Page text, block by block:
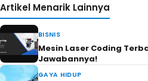
Artikel Menarik Lainnya
BISNIS
Mesin Laser Coding
Jawabannya!
GAYA HIDUP